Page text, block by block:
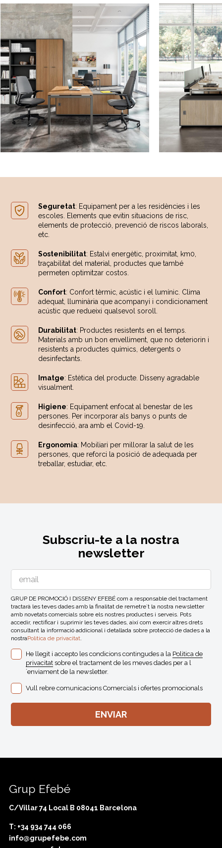
Seguretat: Equipament per a les residències i les
escoles. Elements que evitin situacions de risc,
elements de protecció, prevenció de riscos laborals,
etc.
Sostenibilitat: Estalvi energètic, proximitat, km0,
traçabilitat del material, productes que també
permeten optimitzar costos.
Confort: Confort tèrmic, acústic i el lumínic. Clima
adequat, lluminària que acompanyi i condicionament
acústic que redueixi qualsevol soroll.
Durabilitat: Productes resistents en el temps.
Materials amb un bon envelliment, que no deteriorin i
resistents a productes químics, detergents o
desinfectants.
Imatge: Estètica del producte. Disseny agradable
visualment.
Higiene: Equipament enfocat al benestar de les
persones. Per incorporar als banys o punts de
desinfecció, ara amb el Covid-19.
Ergonomia: Mobiliari per millorar la salut de les
persones, que reforci la posició de adequada per
treballar, estudiar, etc.
Subscriu-te a la nostra
newsletter
GRUP DE PROMOCIÓ I DISSENY EFEBÉ com a responsable del tractament
tractarà les teves dades amb la finalitat de remetre´t la nostra newsletter
amb novetats comercials sobre els nostres productes i serveis. Pots
accedir, rectificar i suprimir les teves dades, així com exercir altres drets
consultant la informació addicional i detallada sobre protecció de dades a la
nostraPolitica de privacitat.
He llegit i accepto les condicions contingudes a la Politica de
privacitat sobre el tractament de les meves dades per a l
´enviament de la newsletter.
Vull rebre comunicacions Comercials i ofertes promocionals
Grup Efebé
C/Villar 74 Local B 08041 Barcelona
T: +34 934 744 066
info@grupefebe.com